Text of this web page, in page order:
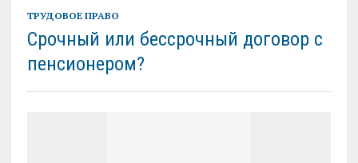
ТРУДОВОЕ ПРАВО
Срочный или бессрочный договор с
пенсионером?